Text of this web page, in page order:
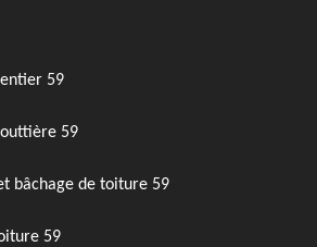
59
59
bâchage de toiture 59
59